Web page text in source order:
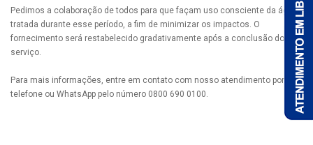
Pedimos a colaboração de todos para que façam uso consciente da água
tratada durante esse período, a fim de minimizar os impactos. O
fornecimento será restabelecido gradativamente após a conclusão do
serviço.
Para mais informações, entre em contato com nosso atendimento por
telefone ou WhatsApp pelo número 0800 690 0100.